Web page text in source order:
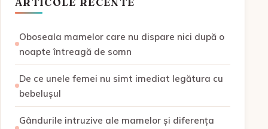
Oboseala mamelor care nu dispare nici după o
noapte întreagă de somn
De ce unele femei nu simt imediat legătura cu
bebelușul
Gândurile intruzive ale mamelor și diferența